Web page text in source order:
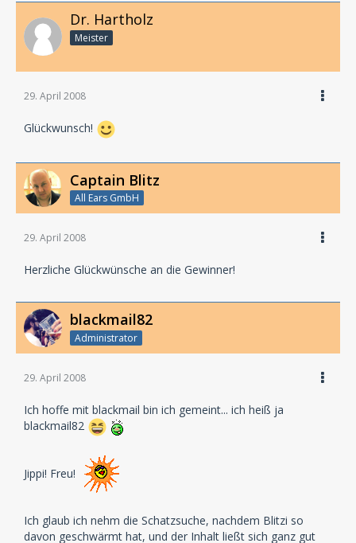
Dr. Hartholz
Meister
29. April 2008
Glückwunsch!
Captain Blitz
All Ears GmbH
29. April 2008
Herzliche Glückwünsche an die Gewinner!
blackmail82
Administrator
29. April 2008
Ich hoffe mit blackmail bin ich gemeint... ich heiß ja
blackmail82
Jippi! Freu!
Ich glaub ich nehm die Schatzsuche, nachdem Blitzi so
davon geschwärmt hat, und der Inhalt ließt sich ganz gut